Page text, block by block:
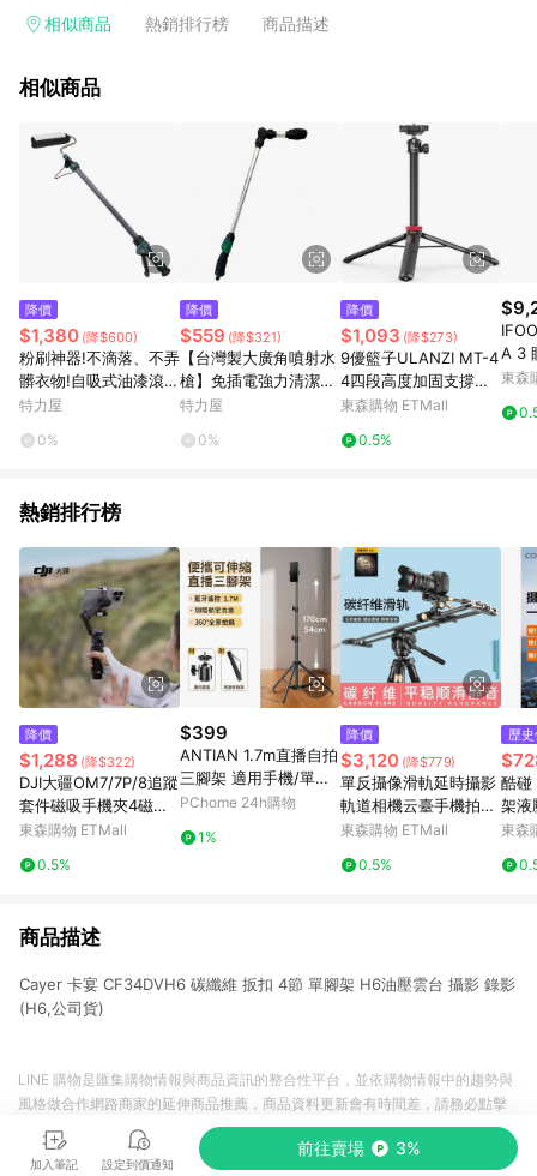
Smart mobile、神腦生活、JS巨盛、樂天KOBO電子書，請詳閱
台灣樂天市場，並在同一瀏覽器於24小時內結帳，才享有 LINE
市場 45 天內完成訂單出貨及結帳，則不符合贈點資格。 (4) 如
使用APP、或中途瀏覽比價網、回饋網、Google等其他網頁、或
由網頁版(電腦版/手機版網頁)切換為App都將會造成追蹤中斷而
無法進行 LINE POINTS 回饋。 (5) LINE 購物為購物資訊整合性
平台，商品資料更新會有時間差，如顯示之商品規格、顏色、價
位、贈品與台灣樂天市場銷售網頁不符，以銷售網頁標示為準。
(6) 導購訂單已逾 365 天，根據台灣樂天回饋規定，逾期訂單將
點數回饋或點數回饋有爭議，台灣樂天市場保有更改條款與法律
追訴之權利，活動詳情以樂天市場網站公告為準。
相似商品 熱銷排行榜 商品描述
相似商品
降價
$1,380 (降$600)
粉刷神器!不滴落、不弄
髒衣物!自吸式油漆滾筒
刷(粉刷 不滴落)
特力屋
0%
降價
$559 (降$321)
【台灣製大廣角噴射水
槍】免插電強力清潔水
槍-加長型(高壓水槍 單
洗窗戶)廣角水槍(附水
特力屋
0%
降價
$1,093 (降$273)
9優籃子ULANZI MT-4
4四段高度加固支撐帶
隱藏式手機夾可延長三
東森購物 ETMall
0.5%
A 3
扳扣
東森
熱銷排行榜
降價
$1,288 (降$322)
DJI大疆OM7/7P/8追蹤
套件磁吸手機夾4磁吸
快拆背貼錄音連接線配
東森購物 ETMall
0.5%
$399
ANTIAN 1.7m直播自拍
三腳架 適用手機/單眼
附藍牙遙控器+收納袋
PChome 24h購物
1%
降價
$3,120 (降$779)
單反攝像滑軌延時攝影
軌道相機云臺手機拍攝
視頻錄像搖臂支架滑軌
東森購物 ETMall
0.5%
歷
酷碰
架液
機便
東森
商品描述
Cayer 卡宴 CF34DVH6 碳纖維 扳扣 4節 單腳架 H6油壓雲台 攝影 錄影
(H6,公司貨)
加入筆記 設定到價通知
前往賣場 3%
LINE 購物是匯集購物情報與商品資訊的整合性平台，並依購物情報中的趨勢與
風格做合作網路商家的延伸商品推薦，商品資料更新會有時間差，請務必點擊
商品至各合作網路商家，確認現售價與購物條件，一切資訊以合作廠商網頁為
準。